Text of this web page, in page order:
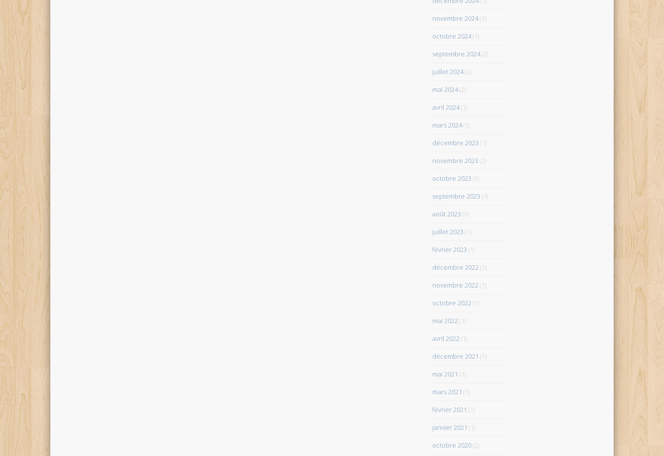
novembre 2024(1)
octobre 2024(1)
septembre 2024(2)
juillet 2024(2)
mai 2024(2)
avril 2024(1)
mars 2024(1)
décembre 2023 (1)
novembre 2023 (2)
octobre 2023 (3)
septembre 2023 (4)
août 2023 (3)
juillet 2023 (1)
février 2023 (1)
décembre 2022 (1)
novembre 2022 (1)
octobre 2022 (1)
mai 2022 (1)
avril 2022 (1)
décembre 2021 (1)
mai 2021 (1)
mars 2021 (1)
février 2021 (1)
janvier 2021 (1)
octobre 2020(2)